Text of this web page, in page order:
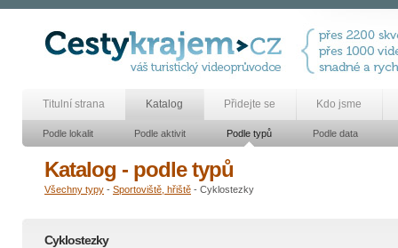
Titulní strana Katalog Přidejte se Kdo jsme
Podle lokalit Podle aktivit Podle typů Podle data
Katalog - podle typů
Všechny typy - Sportoviště, hřiště - Cyklostezky
Cyklostezky